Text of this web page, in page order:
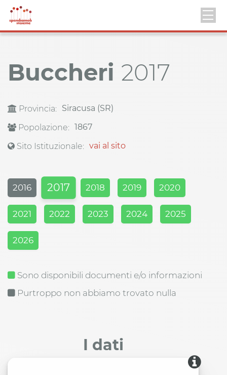
Buccheri 2017
Provincia:
Siracusa (SR)
Popolazione: 1867
Sito Istituzionale: vai al sito
2016 2017 2018 2019 2020
2021 2022 2023 2024 2025
2026
Sono disponibili documenti e/o informazioni
Purtroppo non abbiamo trovato nulla
I dati